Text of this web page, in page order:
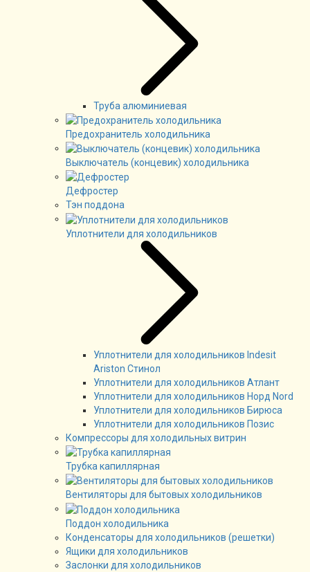
Труба алюминиевая
Предохранитель холодильника
Выключатель (концевик) холодильника
Дефростер
Тэн поддона
Уплотнители для холодильников
Уплотнители для холодильников Indesit
Ariston Стинол
Уплотнители для холодильников Атлант
Уплотнители для холодильников Норд Nord
Уплотнители для холодильников Бирюса
Уплотнители для холодильников Позис
Компрессоры для холодильных витрин
Трубка капиллярная
Вентиляторы для бытовых холодильников
Поддон холодильника
Конденсаторы для холодильников (решетки)
Ящики для холодильников
Заслонки для холодильников